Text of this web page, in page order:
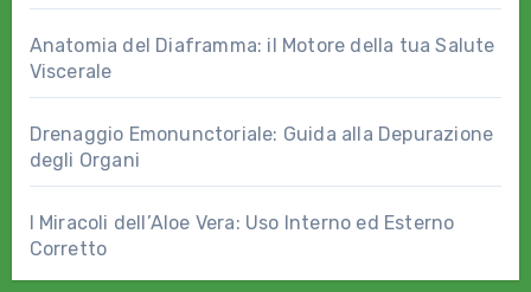
Anatomia del Diaframma: il Motore della tua Salute
Viscerale
Drenaggio Emonunctoriale: Guida alla Depurazione
degli Organi
I Miracoli dell’Aloe Vera: Uso Interno ed Esterno
Corretto